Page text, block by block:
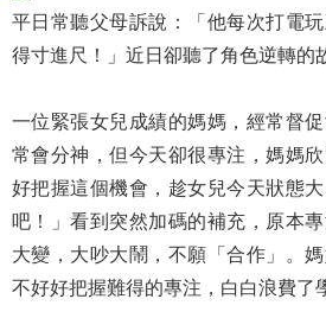
平日常聽父母訴說：「他每次打電
得寸進尺！」近日卻聽了角色逆轉的
一位緊張女兒成績的媽媽，經常督
常會分神，但今天卻很專注，媽媽
好把握這個機會，趁女兒今天狀態
吧！」看到突然加碼的補充，原本
大變，大吵大鬧，不願「合作」。
不好好把握難得的專注，白白浪費了